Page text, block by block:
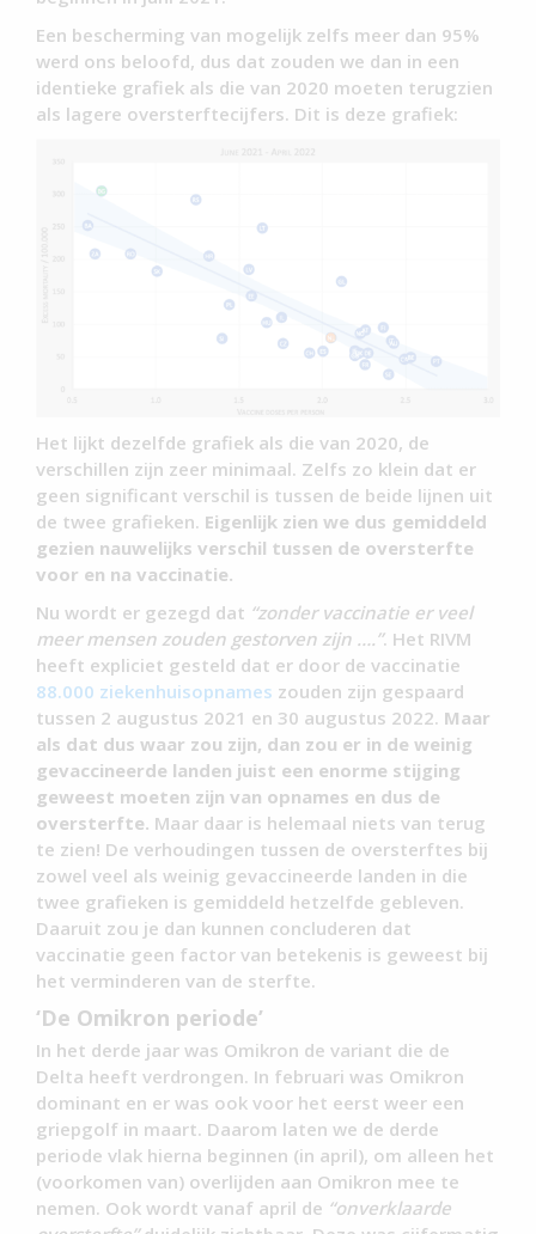
Een bescherming van mogelijk zelfs meer dan 95%
werd ons beloofd, dus dat zouden we dan in een
identieke grafiek als die van 2020 moeten terugzien
als lagere oversterftecijfers. Dit is deze grafiek:
Het lijkt dezelfde grafiek als die van 2020, de
verschillen zijn zeer minimaal. Zelfs zo klein dat er
geen significant verschil is tussen de beide lijnen uit
de twee grafieken. Eigenlijk zien we dus gemiddeld
gezien nauwelijks verschil tussen de oversterfte
voor en na vaccinatie.
Nu wordt er gezegd dat “zonder vaccinatie er veel
meer mensen zouden gestorven zijn ….”. Het RIVM
heeft expliciet gesteld dat er door de vaccinatie
88.000 ziekenhuisopnames zouden zijn gespaard
tussen 2 augustus 2021 en 30 augustus 2022. Maar
als dat dus waar zou zijn, dan zou er in de weinig
gevaccineerde landen juist een enorme stijging
geweest moeten zijn van opnames en dus de
oversterfte. Maar daar is helemaal niets van terug
te zien! De verhoudingen tussen de oversterftes bij
zowel veel als weinig gevaccineerde landen in die
twee grafieken is gemiddeld hetzelfde gebleven.
Daaruit zou je dan kunnen concluderen dat
vaccinatie geen factor van betekenis is geweest bij
het verminderen van de sterfte.
‘De Omikron periode’
In het derde jaar was Omikron de variant die de
Delta heeft verdrongen. In februari was Omikron
dominant en er was ook voor het eerst weer een
griepgolf in maart. Daarom laten we de derde
periode vlak hierna beginnen (in april), om alleen het
(voorkomen van) overlijden aan Omikron mee te
nemen. Ook wordt vanaf april de “onverklaarde